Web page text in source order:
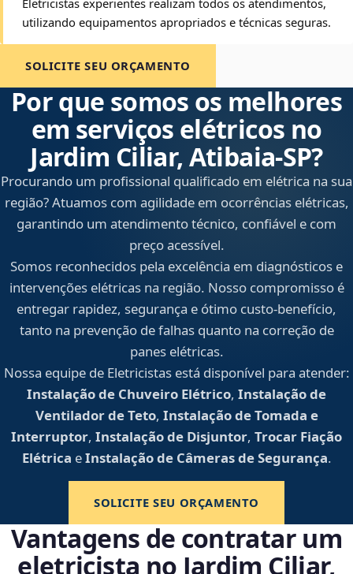
Eletricistas experientes realizam todos os atendimentos,
utilizando equipamentos apropriados e técnicas seguras.
SOLICITE SEU ORÇAMENTO
Por que somos os melhores
em serviços elétricos no
Jardim Ciliar, Atibaia‑SP?
Procurando um profissional qualificado em elétrica na sua
região? Atuamos com agilidade em ocorrências elétricas,
garantindo um atendimento técnico, confiável e com
preço acessível.
Somos reconhecidos pela excelência em diagnósticos e
intervenções elétricas na região. Nosso compromisso é
entregar rapidez, segurança e ótimo custo-benefício,
tanto na prevenção de falhas quanto na correção de
panes elétricas.
Nossa equipe de Eletricistas está disponível para atender:
Instalação de Chuveiro Elétrico, Instalação de
Ventilador de Teto, Instalação de Tomada e
Interruptor, Instalação de Disjuntor, Trocar Fiação
Elétrica eInstalação de Câmeras de Segurança.
SOLICITE SEU ORÇAMENTO
Vantagens de contratar um
eletricista no Jardim Ciliar,